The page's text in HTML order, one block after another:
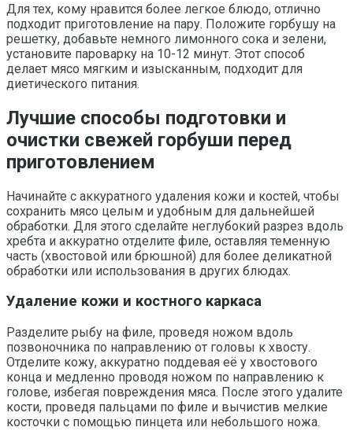
Для тех, кому нравится более легкое блюдо, отлично
подходит приготовление на пару. Положите горбушу на
решетку, добавьте немного лимонного сока и зелени,
установите пароварку на 10-12 минут. Этот способ
делает мясо мягким и изысканным, подходит для
диетического питания.
Лучшие способы подготовки и
очистки свежей горбуши перед
приготовлением
Начинайте с аккуратного удаления кожи и костей, чтобы
сохранить мясо целым и удобным для дальнейшей
обработки. Для этого сделайте неглубокий разрез вдоль
хребта и аккуратно отделите филе, оставляя теменную
часть (хвостовой или брюшной) для более деликатной
обработки или использования в других блюдах.
Удаление кожи и костного каркаса
Разделите рыбу на филе, проведя ножом вдоль
позвоночника по направлению от головы к хвосту.
Отделите кожу, аккуратно поддевая её у хвостового
конца и медленно проводя ножом по направлению к
голове, избегая повреждения мяса. После этого удалите
кости, проведя пальцами по филе и вычистив мелкие
косточки с помощью пинцета или небольшого ножа.